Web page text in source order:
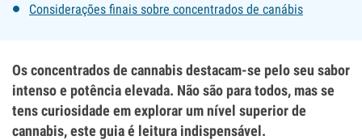
Considerações finais sobre concentrados de canábis
Os concentrados de cannabis destacam-se pelo seu sabor
intenso e potência elevada. Não são para todos, mas se
tens curiosidade em explorar um nível superior de
cannabis, este guia é leitura indispensável.